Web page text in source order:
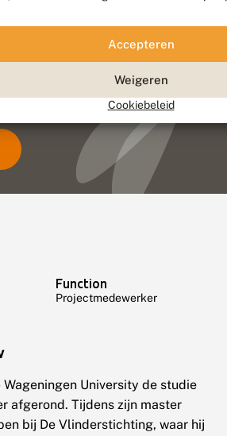
Accepteren
Weigeren
Cookiebeleid
actualiteiten
Function
Projectmedewerker
University de studie
afgerond. Tijdens zijn master
bij De Vlinderstichting, waar hij